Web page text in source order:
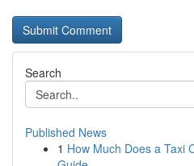
Search
Published News
1 How Much Does a Taxi